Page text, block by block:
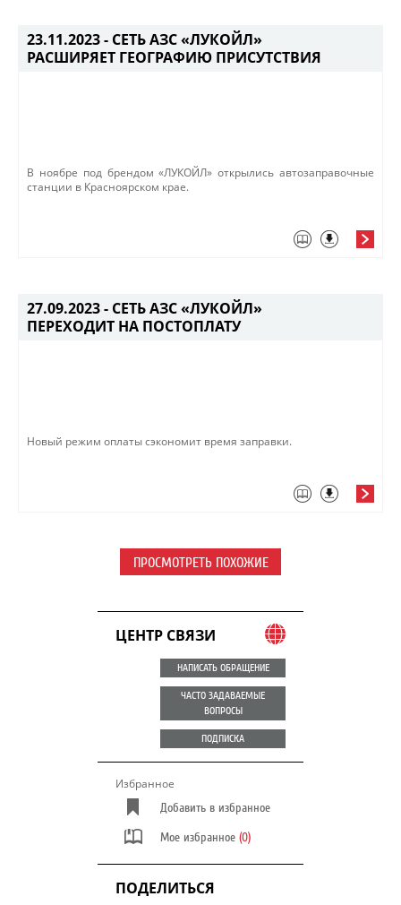
23.11.2023 - СЕТЬ АЗС «ЛУКОЙЛ»
РАСШИРЯЕТ ГЕОГРАФИЮ ПРИСУТСТВИЯ
В ноябре под брендом «ЛУКОЙЛ» открылись автозаправочные
станции в Красноярском крае.
27.09.2023 - СЕТЬ АЗС «ЛУКОЙЛ»
ПЕРЕХОДИТ НА ПОСТОПЛАТУ
Новый режим оплаты сэкономит время заправки.
ПРОСМОТРЕТЬ ПОХОЖИЕ
ЦЕНТР СВЯЗИ
НАПИСАТЬ ОБРАЩЕНИЕ
ЧАСТО ЗАДАВАЕМЫЕ
ВОПРОСЫ
ПОДПИСКА
Избранное
Добавить в избранное
Мое избранное (0)
ПОДЕЛИТЬСЯ